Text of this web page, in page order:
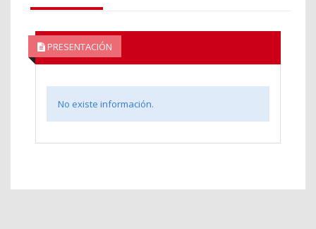
PRESENTACIÓN
No existe información.